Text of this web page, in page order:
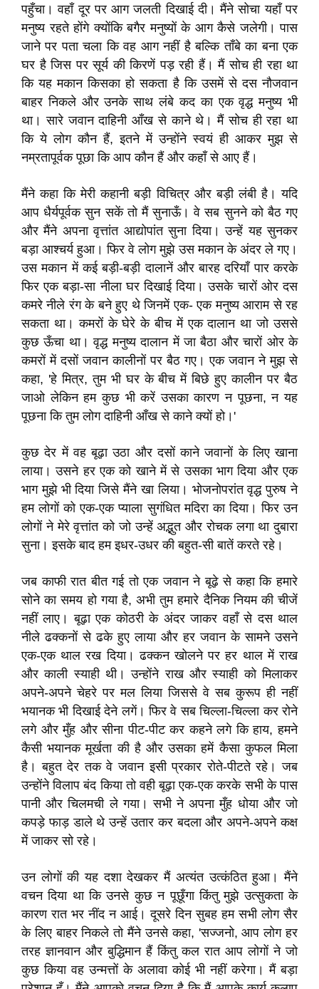
पहुँचा। वहाँ दूर पर आग जलती दिखाई दी। मैंने सोचा यहाँ पर
मनुष्य रहते होंगे क्योंकि बगैर मनुष्यों के आग कैसे जलेगी। पास
जाने पर पता चला कि वह आग नहीं है बल्कि ताँबे का बना एक
घर है जिस पर सूर्य की किरणें पड़ रही हैं। मैं सोच ही रहा था
कि यह मकान किसका हो सकता है कि उसमें से दस नौजवान
बाहर निकले और उनके साथ लंबे कद का एक वृद्ध मनुष्य भी
था। सारे जवान दाहिनी आँख से काने थे। मैं सोच ही रहा था
कि ये लोग कौन हैं, इतने में उन्होंने स्वयं ही आकर मुझ से
नम्रतापूर्वक पूछा कि आप कौन हैं और कहाँ से आए हैं।
मैंने कहा कि मेरी कहानी बड़ी विचित्र और बड़ी लंबी है। यदि
आप धैर्यपूर्वक सुन सकें तो मैं सुनाऊँ। वे सब सुनने को बैठ गए
और मैंने अपना वृत्तांत आद्योपांत सुना दिया। उन्हें यह सुनकर
बड़ा आश्चर्य हुआ। फिर वे लोग मुझे उस मकान के अंदर ले गए।
उस मकान में कई बड़ी-बड़ी दालानें और बारह दरियाँ पार करके
फिर एक बड़ा-सा नीला घर दिखाई दिया। उसके चारों ओर दस
कमरे नीले रंग के बने हुए थे जिनमें एक- एक मनुष्य आराम से रह
सकता था। कमरों के घेरे के बीच में एक दालान था जो उससे
कुछ ऊँचा था। वृद्ध मनुष्य दालान में जा बैठा और चारों ओर के
कमरों में दसों जवान कालीनों पर बैठ गए। एक जवान ने मुझ से
कहा, 'हे मित्र, तुम भी घर के बीच में बिछे हुए कालीन पर बैठ
जाओ लेकिन हम कुछ भी करें उसका कारण न पूछना, न यह
पूछना कि तुम लोग दाहिनी आँख से काने क्यों हो।'
कुछ देर में वह बूढ़ा उठा और दसों काने जवानों के लिए खाना
लाया। उसने हर एक को खाने में से उसका भाग दिया और एक
भाग मुझे भी दिया जिसे मैंने खा लिया। भोजनोपरांत वृद्ध पुरुष ने
हम लोगों को एक-एक प्याला सुगंधित मदिरा का दिया। फिर उन
लोगों ने मेरे वृत्तांत को जो उन्हें अद्भुत और रोचक लगा था दुबारा
सुना। इसके बाद हम इधर-उधर की बहुत-सी बातें करते रहे।
जब काफी रात बीत गई तो एक जवान ने बूढ़े से कहा कि हमारे
सोने का समय हो गया है, अभी तुम हमारे दैनिक नियम की चीजें
नहीं लाए। बूढ़ा एक कोठरी के अंदर जाकर वहाँ से दस थाल
नीले ढक्कनों से ढके हुए लाया और हर जवान के सामने उसने
एक-एक थाल रख दिया। ढक्कन खोलने पर हर थाल में राख
और काली स्याही थी। उन्होंने राख और स्याही को मिलाकर
अपने-अपने चेहरे पर मल लिया जिससे वे सब कुरूप ही नहीं
भयानक भी दिखाई देने लगें। फिर वे सब चिल्ला-चिल्ला कर रोने
लगे और मुँह और सीना पीट-पीट कर कहने लगे कि हाय, हमने
कैसी भयानक मूर्खता की है और उसका हमें कैसा कुफल मिला
है। बहुत देर तक वे जवान इसी प्रकार रोते-पीटते रहे। जब
उन्होंने विलाप बंद किया तो वही बूढ़ा एक-एक करके सभी के पास
पानी और चिलमची ले गया। सभी ने अपना मुँह धोया और जो
कपड़े फाड़ डाले थे उन्हें उतार कर बदला और अपने-अपने कक्ष
में जाकर सो रहे।
उन लोगों की यह दशा देखकर मैं अत्यंत उत्कंठित हुआ। मैंने
वचन दिया था कि उनसे कुछ न पूछूँगा किंतु मुझे उत्सुकता के
कारण रात भर नींद न आई। दूसरे दिन सुबह हम सभी लोग सैर
के लिए बाहर निकले तो मैंने उनसे कहा, 'सज्जनो, आप लोग हर
तरह ज्ञानवान और बुद्धिमान हैं किंतु कल रात आप लोगों ने जो
कुछ किया वह उन्मत्तों के अलावा कोई भी नहीं करेगा। मैं बड़ा